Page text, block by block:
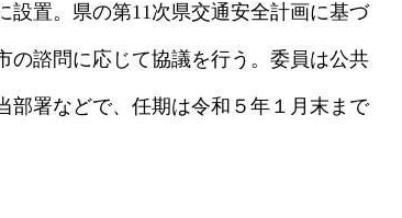
置。県の第11次県交通安全計画に基づ
の諮問に応じて協議を行う。委員は公共
部署などで、任期は令和５年１月末まで